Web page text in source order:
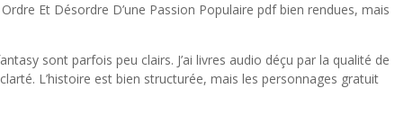
Et Désordre D’une Passion Populaire pdf bien rendues, mais
sont parfois peu clairs. J’ai livres audio déçu par la qualité de
L’histoire est bien structurée, mais les personnages gratuit